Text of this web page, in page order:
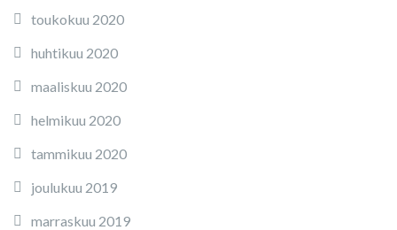
toukokuu 2020
huhtikuu 2020
maaliskuu 2020
helmikuu 2020
tammikuu 2020
joulukuu 2019
marraskuu 2019